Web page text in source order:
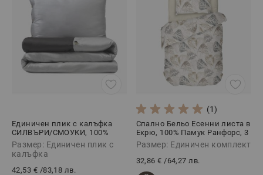
Единичен плик с калъфка
СИЛВЪРИ/СМОУКИ, 100%
Памучен сатен, 2 части
Размер: Единичен плик с
калъфка
42,53 € /83,18 лв.
(1)
Спално Бельо Есенни листа в
Екрю, 100% Памук Ранфорс, 3
части, ЕЛИЗАБЕТ
Размер: Единичен комплект
32,86 € /64,27 лв.